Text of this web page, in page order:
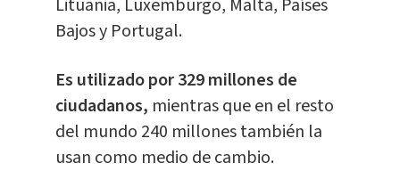
Bajos y Portugal.
Es utilizado por 329 millones de
ciudadanos, mientras que en el resto
del mundo 240 millones también la
usan como medio de cambio.